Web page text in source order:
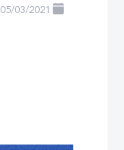
05/03/2021